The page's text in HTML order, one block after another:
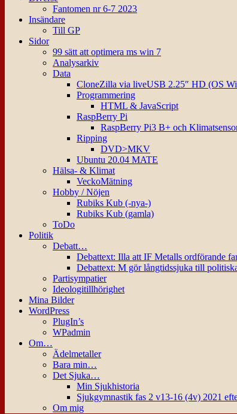
Fantomen nr 6-7 2023
Insändare
Till GP
Sidor
99 sätt att optimera ms win 7
Analysarkiv
Data
CloneZilla via liveUSB 2.25″ HD (OS
Programmering
HTML & JavaScript
RaspBerry Pi
RaspBerry Pi3 B+ och
Ripping
DVD>MKV
Ubuntu 20.04 MATE
Hälsa- & Klimat
VeckoMätning
Hobby / Nöjen
Rubiks Kub (-nya-)
Rubiks Kub (gamla)
ToDo
Politik
Debatt…
Debattext: Illa att IF Metalls ordförande
Debattext: M gör långtidssjuka till
Partisympatier
Ideologitillhörighet
Mina Bilder
WordPress
PlugIn’s
WPadmin
Om…
Ädelmetaller
Bara min…
Det Sjuka…
Min Sjukhistoria
Sjukgymnastik fas 2 v13-16 (4v) 2021
Om mig